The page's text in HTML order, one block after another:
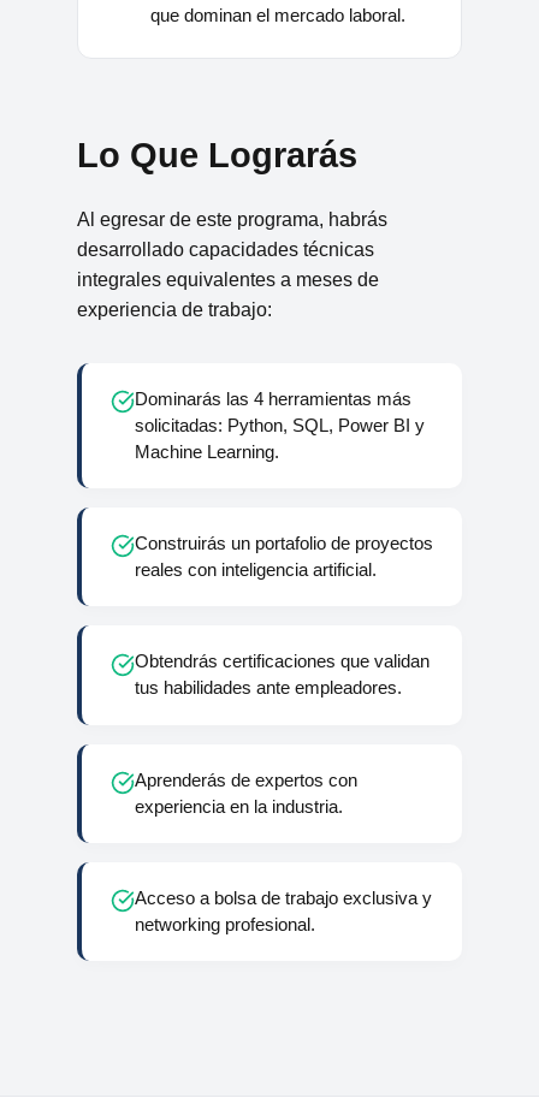
que dominan el mercado laboral.
Lo Que Lograrás
Al egresar de este programa, habrás
desarrollado capacidades técnicas
integrales equivalentes a meses de
experiencia de trabajo:
Dominarás las 4 herramientas más
solicitadas: Python, SQL, Power BI y
Machine Learning.
Construirás un portafolio de proyectos
reales con inteligencia artificial.
Obtendrás certificaciones que validan
tus habilidades ante empleadores.
Aprenderás de expertos con
experiencia en la industria.
Acceso a bolsa de trabajo exclusiva y
networking profesional.